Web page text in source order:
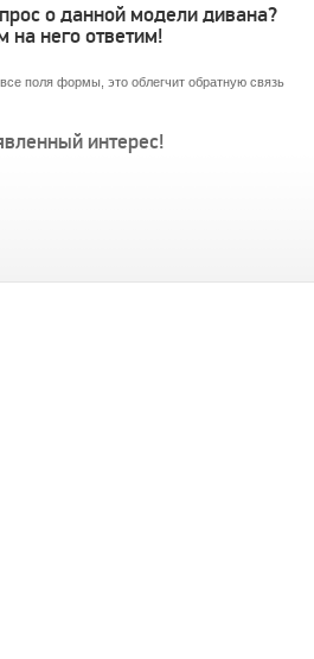
о данной модели дивана?
на него ответим!
поля формы, это облегчит обратную связь
интерес!